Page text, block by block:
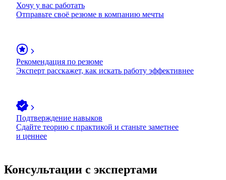
Хочу у вас работать
Отправьте своё резюме в компанию мечты
Рекомендация по резюме
Эксперт расскажет, как искать работу эффективнее
Подтверждение навыков
Сдайте теорию с практикой и станьте заметнее
и ценнее
Консультации с экспертами